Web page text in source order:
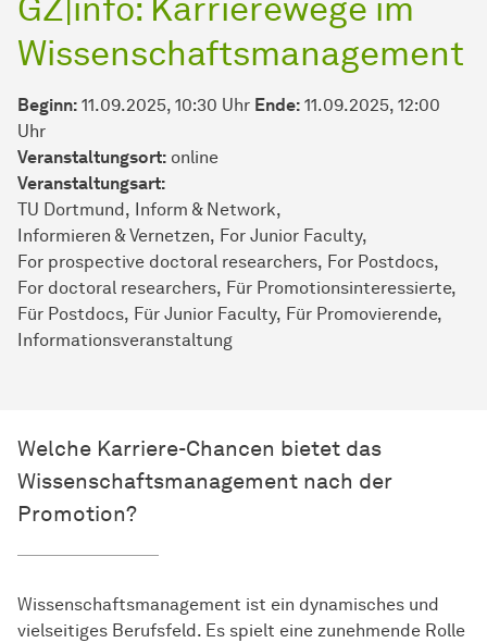
Wissenschaftsmanagement
Beginn: 11.09.2025, 10:30 Uhr Ende: 11.09.2025, 12:00
Uhr
Veranstaltungsort: online
Veran­stal­tungs­art:
TU Dortmund Inform & Network
Informieren & Vernetzen For Junior Faculty
For prospective doctoral researchers For Postdocs
For doctoral researchers Für Promotionsinteressierte
Für Postdocs Für Junior Faculty Für Promovierende
Informationsveranstaltung
Welche Karriere-Chancen bietet das
Wissenschaftsmanagement nach der
Promotion?
Wissenschaftsmanagement ist ein dynamisches und
vielseitiges Berufsfeld. Es spielt eine zunehmende Rolle